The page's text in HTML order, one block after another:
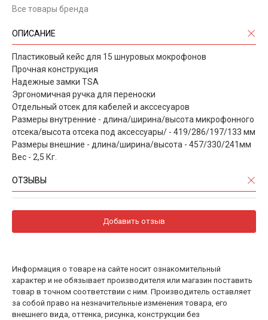
Все товары бренда
ОПИСАНИЕ
Пластиковый кейс для 15 шнуровых мокрофонов
Прочная конструкция
Надежные замки TSA
Эргономичная ручка для переноски
Отдельный отсек для кабелей и акссесуаров
Размеры внутренние - длина/ширина/высота микрофонного
отсека/высота отсека под аксессуары/ - 419/286/197/133 мм
Размеры внешние - длина/ширина/высота - 457/330/241мм
Вес - 2,5 Кг.
ОТЗЫВЫ
Добавить отзыв
Информация о товаре на сайте носит ознакомительный
характер и не обязывает производителя или магазин поставить
товар в точном соответствии с ним. Производитель оставляет
за собой право на незначительные изменения товара, его
внешнего вида, оттенка, рисунка, конструкции без